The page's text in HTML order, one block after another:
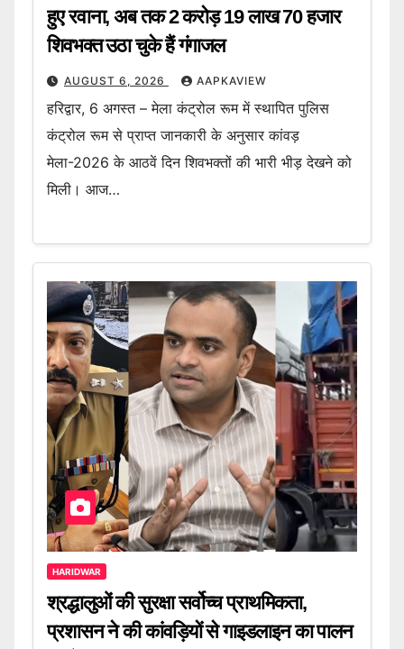
हुए रवाना, अब तक 2 करोड़ 19 लाख 70 हजार
शिवभक्त उठा चुके हैं गंगाजल
AUGUST 6, 2026 AAPKAVIEW
हरिद्वार, 6 अगस्त – मेला कंट्रोल रूम में स्थापित पुलिस
कंट्रोल रूम से प्राप्त जानकारी के अनुसार कांवड़
मेला-2026 के आठवें दिन शिवभक्तों की भारी भीड़ देखने को
मिली। आज…
HARIDWAR
श्रद्धालुओं की सुरक्षा सर्वोच्च प्राथमिकता,
प्रशासन ने की कांवड़ियों से गाइडलाइन का पालन